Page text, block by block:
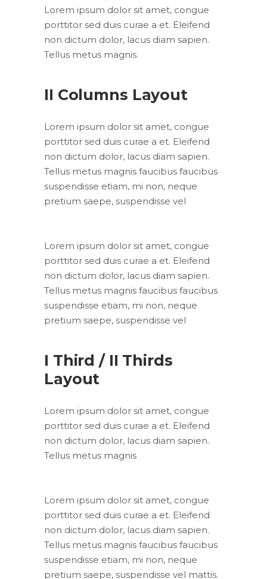
Lorem ipsum dolor sit amet, congue
porttitor sed duis curae a et. Eleifend
non dictum dolor, lacus diam sapien.
Tellus metus magnis.
II Columns Layout
Lorem ipsum dolor sit amet, congue
porttitor sed duis curae a et. Eleifend
non dictum dolor, lacus diam sapien.
Tellus metus magnis faucibus faucibus
suspendisse etiam, mi non, neque
pretium saepe, suspendisse vel
Lorem ipsum dolor sit amet, congue
porttitor sed duis curae a et. Eleifend
non dictum dolor, lacus diam sapien.
Tellus metus magnis faucibus faucibus
suspendisse etiam, mi non, neque
pretium saepe, suspendisse vel
I Third / II Thirds
Layout
Lorem ipsum dolor sit amet, congue
porttitor sed duis curae a et. Eleifend
non dictum dolor, lacus diam sapien.
Tellus metus magnis
Lorem ipsum dolor sit amet, congue
porttitor sed duis curae a et. Eleifend
non dictum dolor, lacus diam sapien.
Tellus metus magnis faucibus faucibus
suspendisse etiam, mi non, neque
pretium saepe, suspendisse vel mattis.